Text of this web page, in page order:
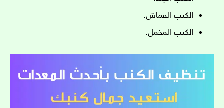
الكنب القماش.
الكنب المخمل.